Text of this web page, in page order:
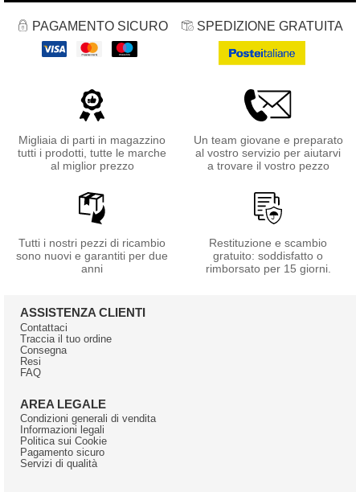
PAGAMENTO SICURO SPEDIZIONE GRATUITA
Migliaia di parti in magazzino
tutti i prodotti, tutte le marche
al miglior prezzo
Un team giovane e preparato
al vostro servizio per aiutarvi
a trovare il vostro pezzo
Tutti i nostri pezzi di ricambio
sono nuovi e garantiti per due
anni
Restituzione e scambio
gratuito: soddisfatto o
rimborsato per 15 giorni.
ASSISTENZA CLIENTI
Contattaci
Traccia il tuo ordine
Consegna
Resi
FAQ
AREA LEGALE
Condizioni generali di vendita
Informazioni legali
Politica sui Cookie
Pagamento sicuro
Servizi di qualità